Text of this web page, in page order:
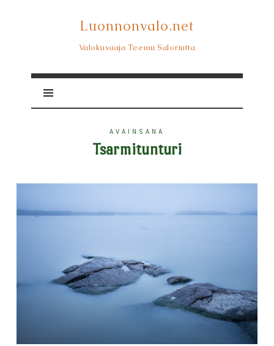
Luonnonvalo.net
Luonnonvalo.net
Valokuvaaja Teemu Saloriutta
AVAINSANA
Tsarmitunturi